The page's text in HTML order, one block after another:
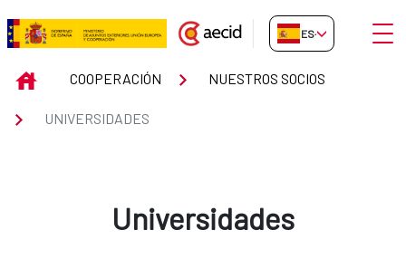
Saltar al contenido principal
Universidades
ES-ES Abrir
INICIOCOOPERACIÓN NUESTROS SOCIOS
UNIVERSIDADES
Universidades